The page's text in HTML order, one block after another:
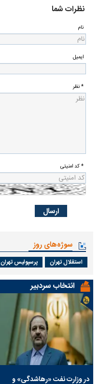
نظرات شما
نام
ایمیل
* نظر
* کد امنیتی
سوژه‌های روز
استقلال تهران پرسپولیس تهران
انتخاب سردبیر
در وزارت نفت «رهاشدگی» و